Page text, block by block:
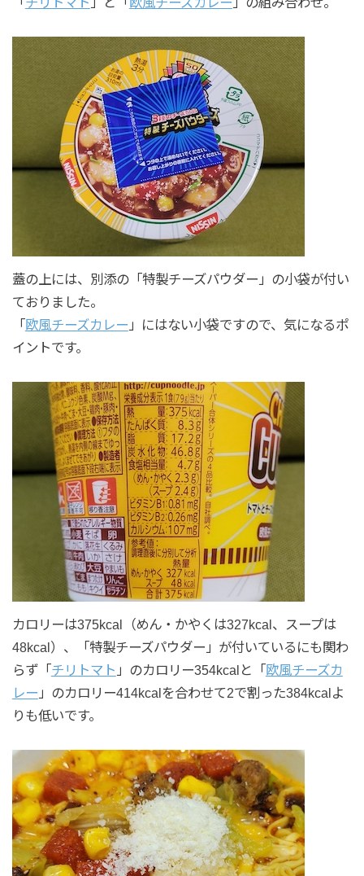
蓋の上には、別添の「特製チーズパウダー」の小袋が付い
ておりました。
「欧風チーズカレー 」にはない小袋ですので、気になるポ
イントです。
カロリーは375kcal（めん・かやくは327kcal、スープは
48kcal）、「特製チーズパウダー」が付いているにも関わ
らず「チリトマト 」のカロリー354kcalと「欧風チーズカ
レー 」のカロリー414kcalを合わせて2で割った384kcalよ
りも低いです。